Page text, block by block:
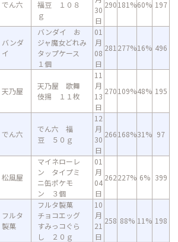
でん六
福豆 １０８
ｇ
30
日
290181%60% 197
バンダ
イ
バンダイ お
ジャ魔女どれみ
タップケース
１個
01
月
08
日
281 277%16% 496
天乃屋
天乃屋 歌舞
伎揚 １１枚
11
月
13
日
270109%48% 195
でん六
でん六 福
豆 ５０ｇ
12
月
30
日
266168%31% 97
松風屋
マイネローレ
ン タイプミ
ニ缶ポケモ
ン ３個
01
月
04
日
262227% 6% 399
フルタ
製菓
フルタ製菓
チョコエッグ
すみっコぐら
し ２０ｇ
10
月
21
日
258 88% 11% 198